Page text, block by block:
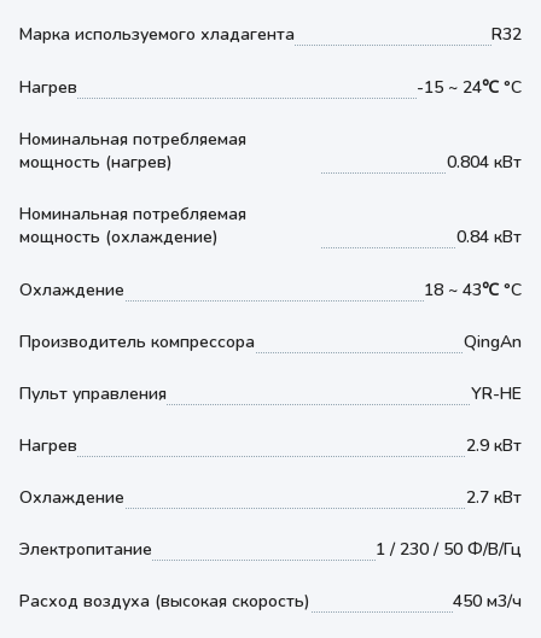
Марка используемого хладагента R32
Нагрев -15 ~ 24℃ °С
Номинальная потребляемая
мощность (нагрев)
0.804 кВт
Номинальная потребляемая
мощность (охлаждение)
0.84 кВт
Охлаждение 18 ~ 43℃ °С
Производитель компрессора QingAn
Пульт управления YR-HE
Нагрев 2.9 кВт
Охлаждение 2.7 кВт
Электропитание 1 / 230 / 50 Ф/В/Гц
Расход воздуха (высокая скорость) 450 м3/ч